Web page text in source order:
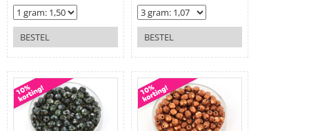
BESTEL BESTEL